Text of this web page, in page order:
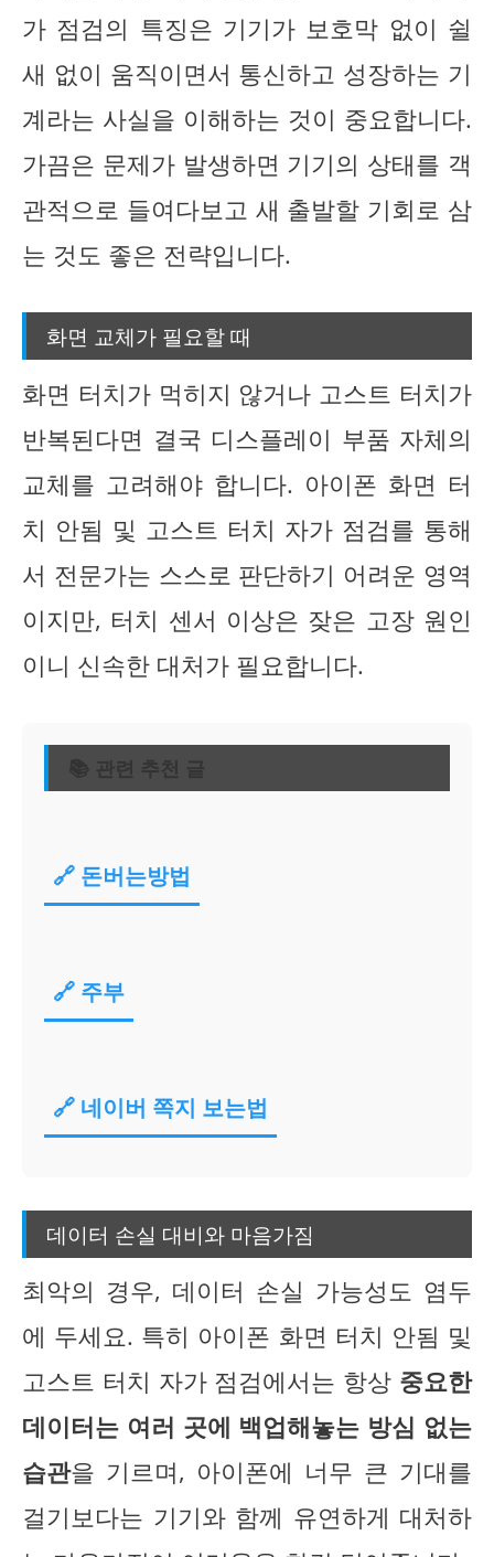
가 점검의 특징은 기기가 보호막 없이 쉴
새 없이 움직이면서 통신하고 성장하는 기
계라는 사실을 이해하는 것이 중요합니다.
가끔은 문제가 발생하면 기기의 상태를 객
관적으로 들여다보고 새 출발할 기회로 삼
는 것도 좋은 전략입니다.
화면 교체가 필요할 때
화면 터치가 먹히지 않거나 고스트 터치가
반복된다면 결국 디스플레이 부품 자체의
교체를 고려해야 합니다. 아이폰 화면 터
치 안됨 및 고스트 터치 자가 점검를 통해
서 전문가는 스스로 판단하기 어려운 영역
이지만, 터치 센서 이상은 잦은 고장 원인
이니 신속한 대처가 필요합니다.
📚 관련 추천 글
🔗 돈버는방법
🔗 주부
🔗 네이버 쪽지 보는법
데이터 손실 대비와 마음가짐
최악의 경우, 데이터 손실 가능성도 염두
에 두세요. 특히 아이폰 화면 터치 안됨 및
고스트 터치 자가 점검에서는 항상 중요한
데이터는 여러 곳에 백업해놓는 방심 없는
습관을 기르며, 아이폰에 너무 큰 기대를
걸기보다는 기기와 함께 유연하게 대처하